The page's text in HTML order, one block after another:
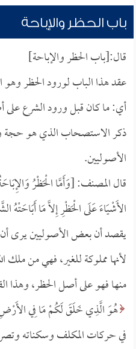
باب الحظر والإباحة
قال:[باب الحظر والإباحة]
عقد هذا الباب لورود الحظر وهو
أي: ما كان قبل ورود الشرع على
ذكر الاستصحاب الذي هو حجة
الأصوليين.
قال المصنف: [وَأَمَّا الْحَظْرُ
الأَشْيَاءَ عَلَى الْحَظْرِ إِلاَّ مَا أَبَاحَتْهُ
يقصد أن بعض الأصوليين يرى أن
لأنها مملوكة للغير، فهي من ملك
منها فهو على أصل الحظر، وهذا
هُوَ الَّذِي خَلَقَ لَكُمْ مَا فِي
في حركات المكلف وسكناته